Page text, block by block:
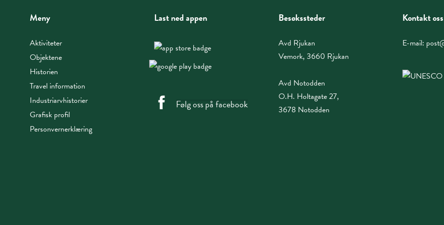
Meny
Aktiviteter
Objektene
Historien
Travel information
Industriarvhistorier
Grafisk profil
Personvernerklæring
Last ned appen
Følg oss på facebook
Besøkssteder
Avd Rjukan
Vemork, 3660 Rjukan
Avd Notodden
O.H. Holtagate 27,
3678 Notodden
Kontakt oss
E-mail: